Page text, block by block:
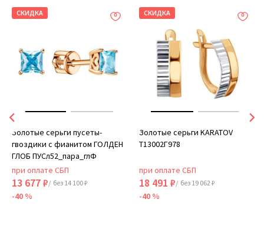
СКИДКА
Золотые серьги пусеты-
гвоздики с фианитом ГОЛДЕН
ГЛОБ ПУСл52_пара_глФ
при оплате СБП
13 677 ₽/ без 14 100 ₽
-40 %
СКИДКА
Золотые серьги KARATOV
Т13002Г978
при оплате СБП
18 491 ₽/ без 19 062 ₽
-40 %